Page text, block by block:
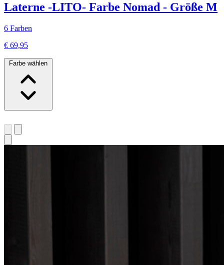
Laterne -LITO- Farbe Nomad - Größe M
6 Farben
€ 69,95
Farbe wählen